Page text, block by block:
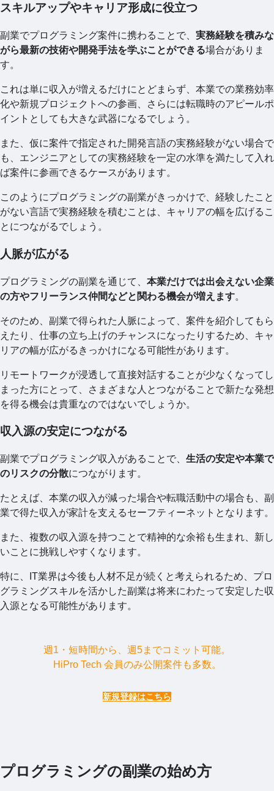
スキルアップやキャリア形成に役立つ
副業でプログラミング案件に携わることで、 実務経験を積みな
がら最新の技術や開発手法を学ぶことができる場合がありま
す。
これは単に収入が増えるだけにとどまらず、本業での業務効率
化や新規プロジェクトへの参画、さらには転職時のアピールポ
イントとしても大きな武器になるでしょう。
また、仮に案件で指定された開発言語の実務経験がない場合で
も、エンジニアとしての実務経験を一定の水準を満たして入れ
ば案件に参画できるケースがあります。
このようにプログラミングの副業がきっかけで、経験したこと
がない言語で実務経験を積むことは、キャリアの幅を広げるこ
とにつながるでしょう。
人脈が広がる
プログラミングの副業を通じて、 本業だけでは出会えない企業
の方やフリーランス仲間などと関わる機会が増えます。
そのため、副業で得られた人脈によって、案件を紹介してもら
えたり、仕事の立ち上げのチャンスになったりするため、キャ
リアの幅が広がるきっかけになる可能性があります。
リモートワークが浸透して直接対話することが少なくなってし
まった方にとって、さまざまな人とつながることで新たな発想
を得る機会は貴重なのではないでしょうか。
収入源の安定につながる
副業でプログラミング収入があることで、 生活の安定や本業で
のリスクの分散につながります。
たとえば、本業の収入が減った場合や転職活動中の場合も、副
業で得た収入が家計を支えるセーフティーネットとなります。
また、複数の収入源を持つことで精神的な余裕も生まれ、新し
いことに挑戦しやすくなります。
特に、IT業界は今後も人材不足が続くと考えられるため、プロ
グラミングスキルを活かした副業は将来にわたって安定した収
入源となる可能性があります。
週1・短時間から、週5までコミット可能。
HiPro Tech 会員のみ公開案件も多数。
新規登録はこちら
プログラミングの副業の始め方